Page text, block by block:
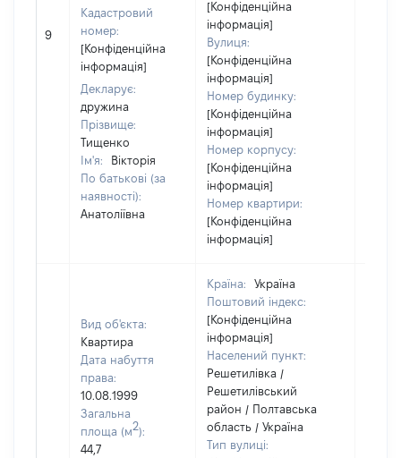
9
Кадастровий
номер:
[Конфіденційна
інформація]
Декларує:
дружина
Прізвище:
Тищенко
Ім'я:
Вікторія
По батькові (за
наявності):
Анатоліївна
[Конфіденційна
інформація]
Вулиця:
[Конфіденційна
інформація]
Номер будинку:
[Конфіденційна
інформація]
Номер корпусу:
[Конфіденційна
інформація]
Номер квартири:
[Конфіденційна
інформація]
Вид об'єкта:
Квартира
Дата набуття
права:
10.08.1999
Загальна
площа (м2):
44,7
Країна:
Україна
Поштовий індекс:
[Конфіденційна
інформація]
Населений пункт:
Решетилівка /
Решетилівський
район / Полтавська
область / Україна
Тип вулиці: